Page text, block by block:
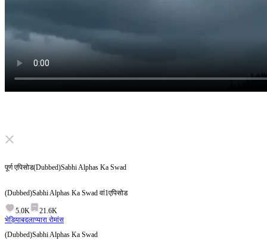
Click to unmute
पूर्ण एपिसोड(Dubbed)Sabhi Alphas Ka Swad
(Dubbed)Sabhi Alphas Ka Swad वां1एपिसोड
5.0K
21.6K
भेड़ियाबदलाप्यारा रोमांस
(Dubbed)Sabhi Alphas Ka Swad